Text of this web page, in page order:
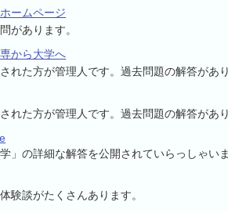
ームページ
があります。
から大学へ
れた方が管理人です。過去問題の解答があり
れた方が管理人です。過去問題の解答があり
学」の詳細な解答を公開されていらっしゃいま
験談がたくさんあります。